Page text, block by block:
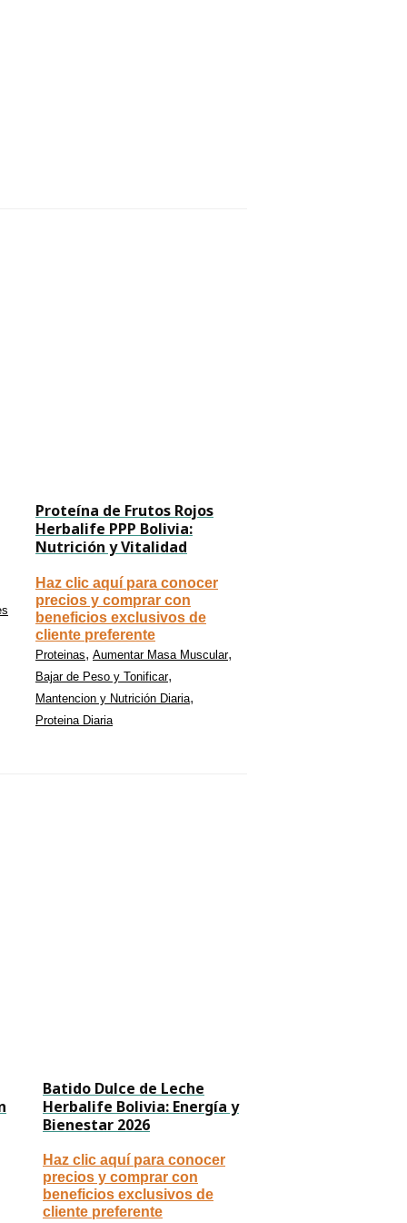
Proteína de Frutos Rojos
Herbalife PPP Bolivia:
Nutrición y Vitalidad
Haz clic aquí para conocer
precios y comprar con
beneficios exclusivos de
cliente preferente
Proteinas, Aumentar Masa Muscular,
Bajar de Peso y Tonificar,
Mantencion y Nutrición Diaria,
Proteina Diaria
Batido Dulce de Leche
Herbalife Bolivia: Energía y
Bienestar 2026
Haz clic aquí para conocer
precios y comprar con
beneficios exclusivos de
cliente preferente